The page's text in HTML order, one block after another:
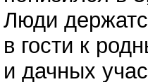
Люди
в гости к
и дачных